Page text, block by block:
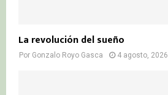
La revolución del sueño
Por Gonzalo Royo Gasca 4 agosto, 2026